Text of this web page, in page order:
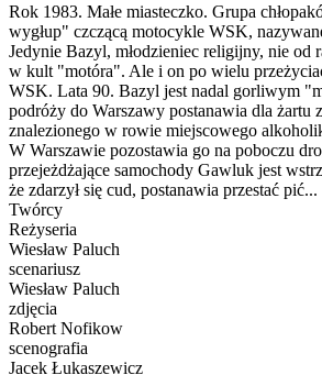
Rok 1983. Małe miasteczko. Grupa
wygłup" czczącą motocykle WSK,
Jedynie Bazyl, młodzieniec religijny, nie od
w kult "motóra". Ale i on po wielu
WSK. Lata 90. Bazyl jest nadal gorliwym
podróży do Warszawy postanawia dla żartu
znalezionego w rowie miejscowego
W Warszawie pozostawia go na poboczu
przejeżdżające samochody Gawluk jest
że zdarzył się cud, postanawia przestać pić...
Twórcy
Reżyseria
Wiesław Paluch
scenariusz
Wiesław Paluch
zdjęcia
Robert Nofikow
scenografia
Jacek Łukaszewicz